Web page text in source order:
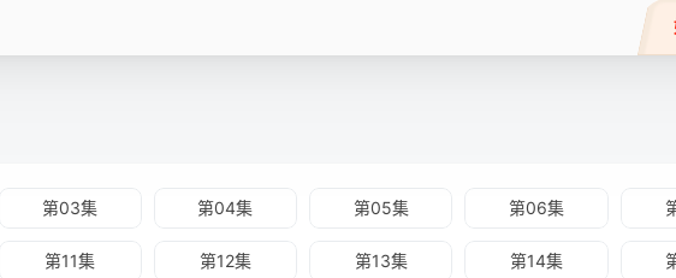
第03集 第04集 第05集 第06集
第11集 第12集 第13集 第14集